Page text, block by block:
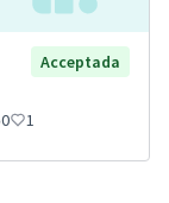
Acceptada
0 1